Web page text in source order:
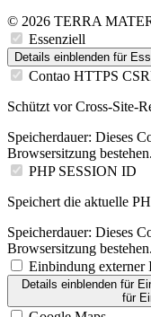
© 2026 TERRA
Essenziell
Details einblenden für
Contao HTTPS
Schützt vor Cross-Site-
Speicherdauer: Dieses
Browsersitzung bestehen.
PHP SESSION ID
Speichert die aktuelle
Speicherdauer: Dieses
Browsersitzung bestehen.
Einbindung externer
Details einblendenfür
für